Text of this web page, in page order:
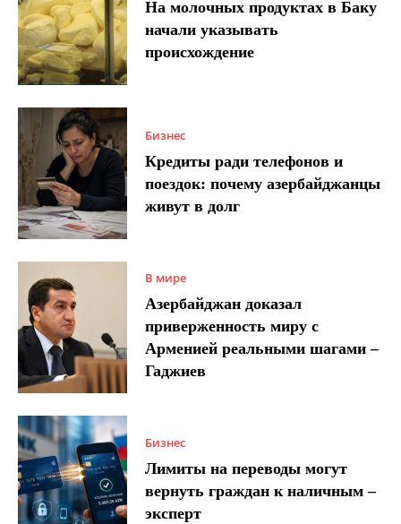
На молочных продуктах в Баку
начали указывать
происхождение
Бизнес
Кредиты ради телефонов и
поездок: почему азербайджанцы
живут в долг
В мире
Азербайджан доказал
приверженность миру с
Арменией реальными шагами –
Гаджиев
Бизнес
Лимиты на переводы могут
вернуть граждан к наличным –
эксперт